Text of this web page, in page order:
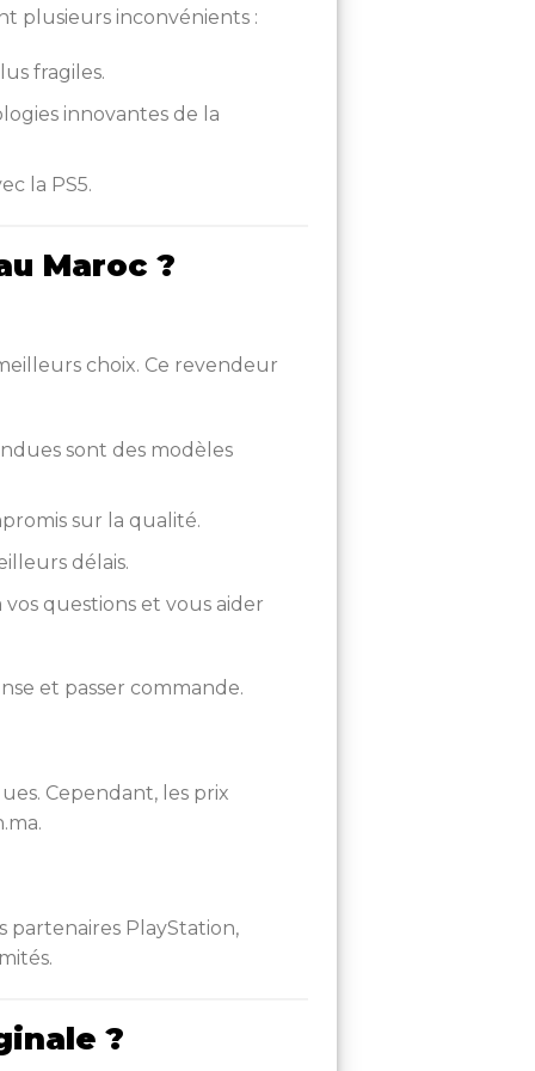
plusieurs inconvénients :
fragiles.
innovantes de la
la PS5.
Maroc ?
choix. Ce revendeur
sont des modèles
sur la qualité.
délais.
questions et vous aider
et passer commande.
Cependant, les prix
PlayStation,
?